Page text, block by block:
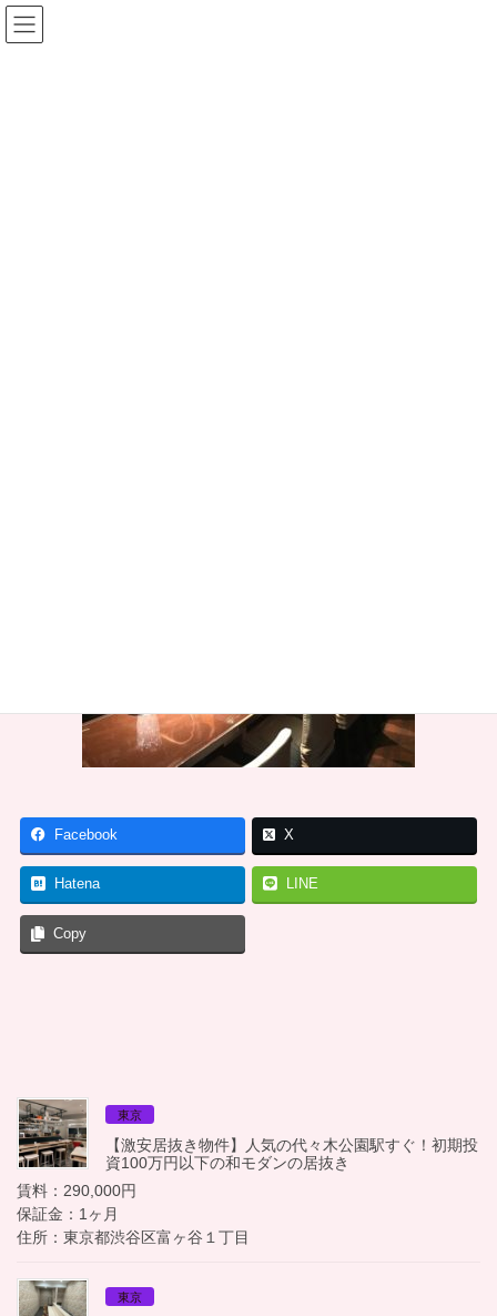
コ
ン
ナ
ビ
Facebook X
Hatena LINE
Copy
東京
【激安居抜き物件】人気の代々木公園駅すぐ！初期投
資100万円以下の和モダンの居抜き
賃料：290,000円
保証金：1ヶ月
住所：東京都渋谷区富ヶ谷１丁目
東京